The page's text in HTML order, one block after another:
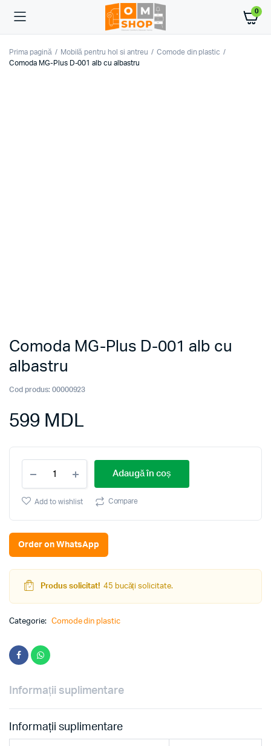
0
Prima pagină Mobilă pentru hol si antreu
Comode din plastic
Comoda MG-Plus D-001 alb cu albastru
Comoda MG-Plus D-001 alb cu
albastru
Cod produs: 00000923
599 MDL
MG-
Plus
D-
alb
cu
albastru
quantity
Adaugă în coș
Add to wishlist Compare
Order on WhatsApp
Produs solicitat! 45 bucăți solicitate.
Categorie: Comode din plastic
Informații suplimentare
Informații suplimentare